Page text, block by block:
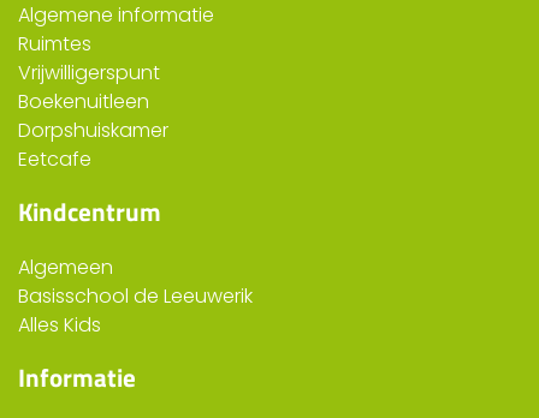
Algemene informatie
Ruimtes
Vrijwilligerspunt
Boekenuitleen
Dorpshuiskamer
Eetcafe
Kindcentrum
Algemeen
Basisschool de Leeuwerik
Alles Kids
Informatie